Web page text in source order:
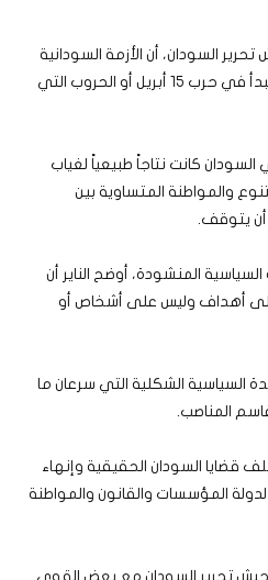
السودان، أن الأزمة السودانية
قديمة قدم الدولة، كما أنها لم تبدأ في حرب 15 أبريل أو الحروب التي
كانت نتاجاً طبيعياً لغياب
والمواطنة المتساوية بين
أن يتوقف.
المنشودة، أوضح الناير أن
أهداف وليس على أشخاص أو
السياسية الشكلية التي سرعان ما
المناصب.
قضايا السودان الحقيقية وإنهاء
المؤسسات والقانون والمواطنة
جيش تحرير السودان مع بعض القوى